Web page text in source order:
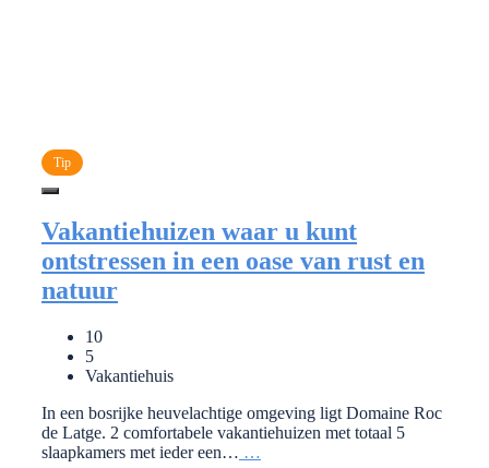
Tip
Vakantiehuizen waar u kunt
ontstressen in een oase van rust en
natuur
10
5
Vakantiehuis
In een bosrijke heuvelachtige omgeving ligt Domaine Roc
de Latge. 2 comfortabele vakantiehuizen met totaal 5
slaapkamers met ieder een… …